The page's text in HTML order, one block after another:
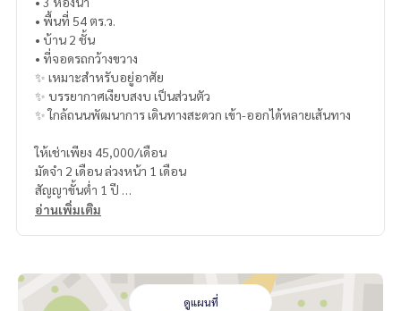
• พื้นที่ 54 ตร.ว.
• บ้าน 2 ชั้น
• ที่จอดรถกว้างขวาง
✨ เหมาะสำหรับอยู่อาศัย
✨ บรรยากาศเงียบสงบ เป็นส่วนตัว
✨ ใกล้ถนนพัฒนาการ เดินทางสะดวก เข้า-ออกได้หลายเส้นทาง
ให้เช่าเพียง 45,000/เดือน
มัดจำ 2 เดือน ล่วงหน้า 1 เดือน
สัญญาขั้นต่ำ 1 ปี
ติดต่อ น้องบี เบอร์โทร064-182-6999
สนใจ เช่า – ซื้อ ติดต่อ Line ID: @superb-estate
อ่านเพิ่มเติม
ดูแผนที่